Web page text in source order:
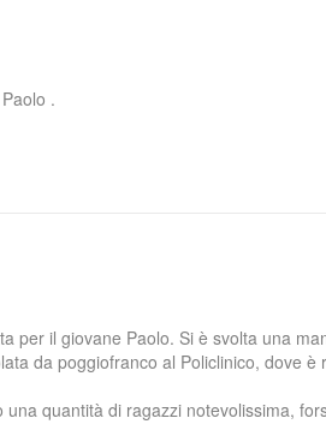
.
per il giovane Paolo. Si è svolta una
da poggiofranco al Policlinico, dove è
quantità di ragazzi notevolissima,